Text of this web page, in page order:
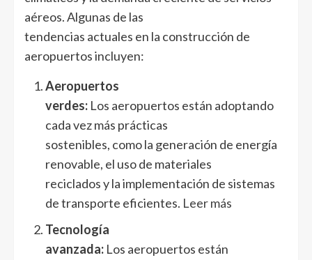
aéreos. Algunas de las
tendencias actuales en la construcción de
aeropuertos incluyen:
Aeropuertos
verdes: Los aeropuertos están adoptando
cada vez más prácticas
sostenibles, como la generación de energía
renovable, el uso de materiales
reciclados y la implementación de sistemas
de transporte eficientes. Leer más
Tecnología
avanzada: Los aeropuertos están